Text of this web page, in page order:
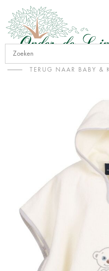
TERUG NAAR BABY &